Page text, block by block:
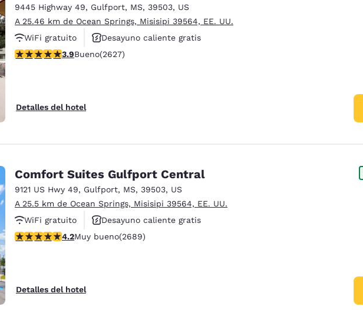
9445 Highway 49, Gulfport, MS, 39503, US
A 25.46 km de Ocean Springs, Misisipi 39564, EE. UU.
WiFi gratuito
Desayuno caliente gratis
Se aceptan mascotas
calificación de 3.93 estrellas. Bueno. 2627 reseñas
3.9Bueno(2627)
Detalles del hotel
Comfort Suites Gulfport Central
9121 US Hwy 49, Gulfport, MS, 39503, US
A 25.5 km de Ocean Springs, Misisipi 39564, EE. UU.
WiFi gratuito
Desayuno caliente gratis
Se aceptan mascotas
calificación de 4.15 estrellas. Muy bueno. 2689 reseñas
4.2Muy bueno(2689)
Detalles del hotel